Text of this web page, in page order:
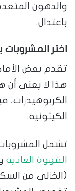
والدهون
باعتدال.
اختر المشروبات
تقدم بعض
هذا لا يعني
الكربوهيدرات،
الكيتونية.
تشمل
القهوة العادية
(الخالي من